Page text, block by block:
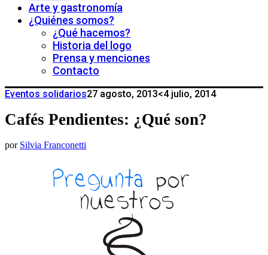
Arte y gastronomía
¿Quiénes somos?
¿Qué hacemos?
Historia del logo
Prensa y menciones
Contacto
Eventos solidarios27 agosto, 2013<4 julio, 2014
Cafés Pendientes: ¿Qué son?
por Silvia Franconetti